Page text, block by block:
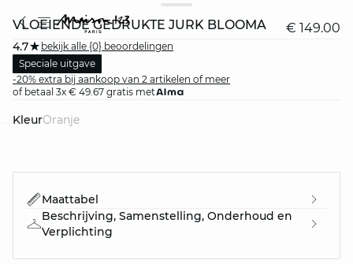
VLOEIENDE GEDRUKTE JURK BLOOMA € 149.00
4.7
bekijk alle {0} beoordelingen
Speciale uitgave
-20% extra bij aankoop van 2 artikelen of meer
of betaal 3x € 49.67 gratis met
Kleur oranje
Maattabel
Beschrijving, Samenstelling, Onderhoud en
Verplichting